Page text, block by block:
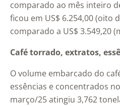
comparado ao mês inteiro
ficou em US$ 6.254,00 (oito
comparado a US$ 3.549,20
Café torrado, extratos,
O volume embarcado do
essências e concentrados
março/25 atingiu 3,762